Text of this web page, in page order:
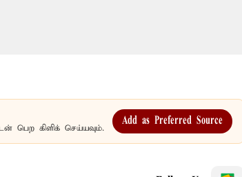
பெற கிளிக் செய்யவும்.
Add as Preferred Source